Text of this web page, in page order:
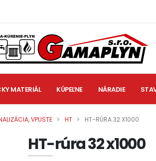
MATERIÁL KÚPEĽNE NÁRADIE
VPUSTE HT HT-RÚRA 32 X1000
HT-rúra 32 x1000